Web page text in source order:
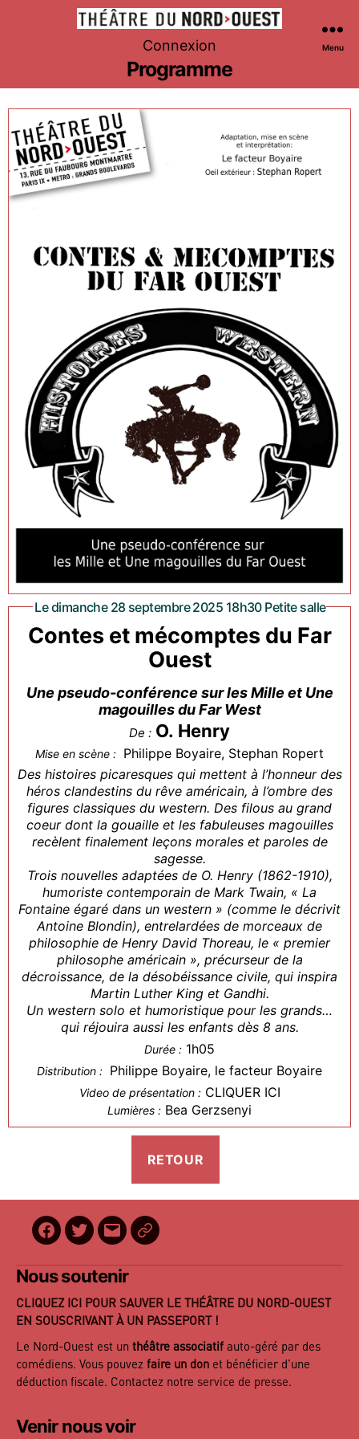
Théâtre
du
Nord-
Ouest
Connexion Menu
Programme
Le dimanche 28 septembre 2025 18h30 Petite salle
Contes et mécomptes du Far
Ouest
Une pseudo-conférence sur les Mille et Une
magouilles du Far West
De : O. Henry
Mise en scène : Philippe Boyaire, Stephan Ropert
Des histoires picaresques qui mettent à l’honneur des
héros clandestins du rêve américain, à l’ombre des
figures classiques du western. Des filous au grand
coeur dont la gouaille et les fabuleuses magouilles
recèlent finalement leçons morales et paroles de
sagesse.
Trois nouvelles adaptées de O. Henry (1862-1910),
humoriste contemporain de Mark Twain, « La
Fontaine égaré dans un western » (comme le décrivit
Antoine Blondin), entrelardées de morceaux de
philosophie de Henry David Thoreau, le « premier
philosophe américain », précurseur de la
décroissance, de la désobéissance civile, qui inspira
Martin Luther King et Gandhi.
Un western solo et humoristique pour les grands…
qui réjouira aussi les enfants dès 8 ans.
Durée : 1h05
Distribution : Philippe Boyaire, le facteur Boyaire
Video de présentation : CLIQUER ICI
Lumières : Bea Gerzsenyi
Facebook
Twitter
E-
mail
BilletReduc
Nous soutenir
CLIQUEZ ICI POUR SAUVER LE THÉÂTRE DU NORD-OUEST
EN SOUSCRIVANT À UN PASSEPORT !
Le Nord-Ouest est un théâtre associatif auto-géré par des
comédiens. Vous pouvez faire un don et bénéficier d’une
déduction fiscale. Contactez notre service de presse.
Venir nous voir